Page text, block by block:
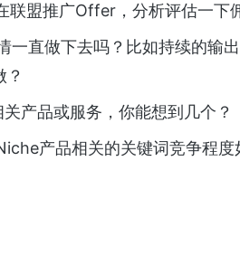
联盟推广Offer，分析评估一下
一直做下去吗？比如持续的输
产品或服务，你能想到几个？
产品相关的关键词竞争程度